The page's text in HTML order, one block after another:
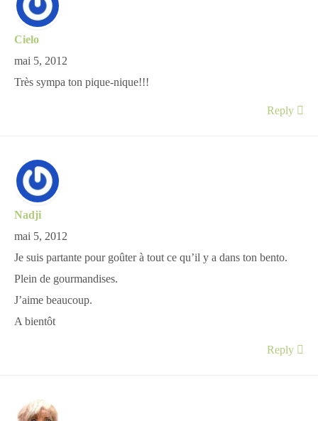
Cielo
mai 5, 2012
Très sympa ton pique-nique!!!
Reply
Nadji
mai 5, 2012
Je suis partante pour goûter à tout ce qu’il y a dans ton bento.
Plein de gourmandises.
J’aime beaucoup.
A bientôt
Reply